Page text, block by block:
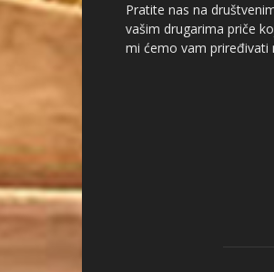
Pratite nas na
vašim drugarima priče
mi ćemo vam priređivati